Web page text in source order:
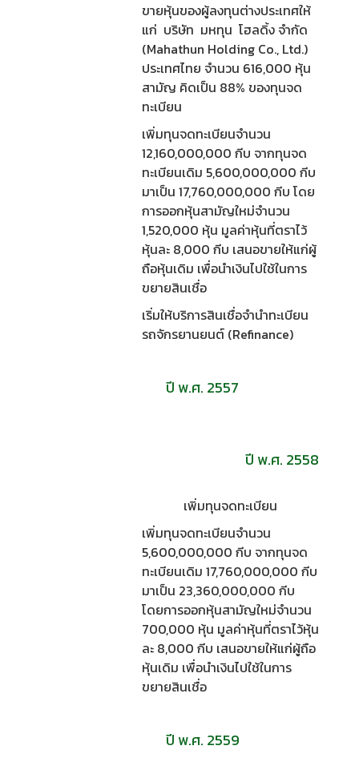
ขายหุ้นของผู้ลงทุนต่างประเทศให้
แก่ บริษัท มหทุน โฮลดิ้ง จำกัด
(Mahathun Holding Co., Ltd.)
ประเทศไทย จำนวน 616,000 หุ้น
สามัญ คิดเป็น 88% ของทุนจด
ทะเบียน
เพิ่มทุนจดทะเบียนจำนวน
12,160,000,000 กีบ จากทุนจด
ทะเบียนเดิม 5,600,000,000 กีบ
มาเป็น 17,760,000,000 กีบ โดย
การออกหุ้นสามัญใหม่จำนวน
1,520,000 หุ้น มูลค่าหุ้นที่ตราไว้
หุ้นละ 8,000 กีบ เสนอขายให้แก่ผู้
ถือหุ้นเดิม เพื่อนำเงินไปใช้ในการ
ขยายสินเชื่อ
เริ่มให้บริการสินเชื่อจำนำทะเบียน
รถจักรยานยนต์ (Refinance)
ปี พ.ศ. 2557
ปี พ.ศ. 2558
เพิ่มทุนจดทะเบียน
เพิ่มทุนจดทะเบียนจำนวน
5,600,000,000 กีบ จากทุนจด
ทะเบียนเดิม 17,760,000,000 กีบ
มาเป็น 23,360,000,000 กีบ
โดยการออกหุ้นสามัญใหม่จำนวน
700,000 หุ้น มูลค่าหุ้นที่ตราไว้หุ้น
ละ 8,000 กีบ เสนอขายให้แก่ผู้ถือ
หุ้นเดิม เพื่อนำเงินไปใช้ในการ
ขยายสินเชื่อ
ปี พ.ศ. 2559